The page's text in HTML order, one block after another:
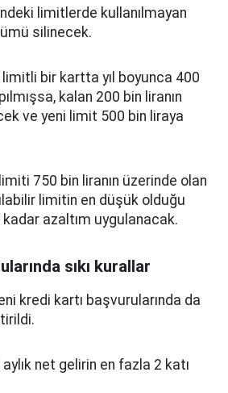
limitlerde kullanılmayan
silinecek.
bir kartta yıl boyunca 400
kalan 200 bin liranın
ve yeni limit 500 bin liraya
750 bin liranın üzerinde olan
limitin en düşük olduğu
kadar azaltım uygulanacak.
sıkı kurallar
kredi kartı başvurularında da
net gelirin en fazla 2 katı